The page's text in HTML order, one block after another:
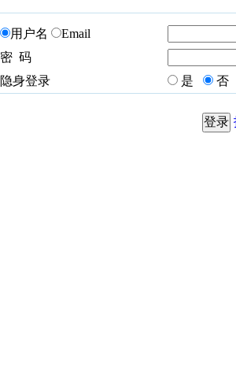
用户名
Email
密 码
隐身登录
是 否